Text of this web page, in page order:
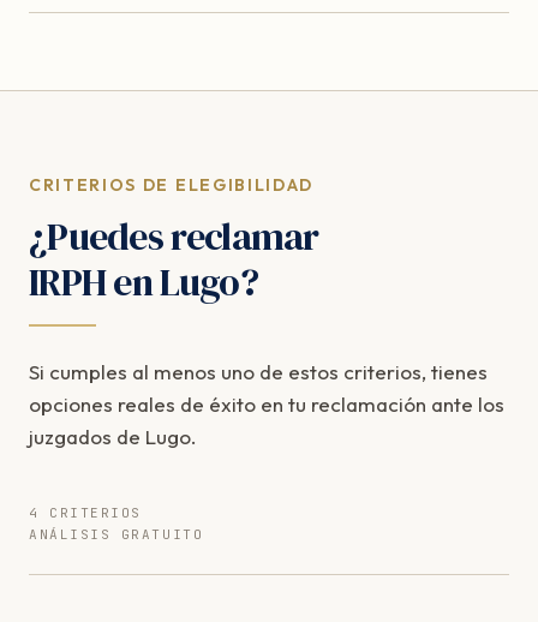
CRITERIOS DE ELEGIBILIDAD
¿Puedes reclamar
IRPH en Lugo?
Si cumples al menos uno de estos criterios, tienes
opciones reales de éxito en tu reclamación ante los
juzgados de Lugo.
4 CRITERIOS
ANÁLISIS GRATUITO